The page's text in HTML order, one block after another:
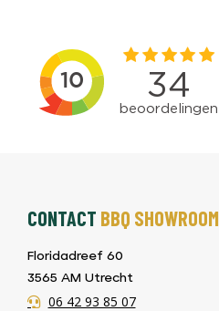
CONTACT BBQ SHOWROOM
Floridadreef 60
3565 AM Utrecht
06 42 93 85 07